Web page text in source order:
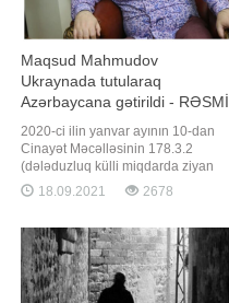
Maqsud Mahmudov
Ukraynada tutularaq
Azərbaycana gətirildi - RƏSMİ
2020-ci ilin yanvar ayının 10-dan
Cinayət Məcəlləsinin 178.3.2
(dələduzluq külli miqdarda ziyan
vurmaqla törədildikdə) maddəsi ilə
Daxili İşlər Nazirliyi tərəfindən
Mahmudov Maqsud Soltan oğlu bu
il iyul ayında Ukrayna Respublikası
ərazisində tutulub. Bu barədə Baş
Prokurorlu
18.09.2021 2678